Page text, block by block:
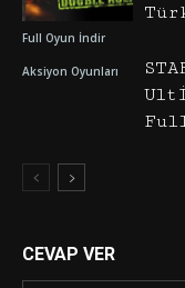
Full Oyun İndir
Aksiyon Oyunları
CEVAP VER